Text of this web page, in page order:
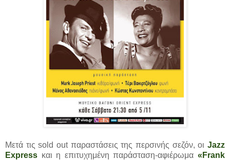
Μετά τις sold out παραστάσεις της περσινής σεζόν, οι Jazz
Express και η επιτυχημένη παράσταση-αφιέρωμα «Frank